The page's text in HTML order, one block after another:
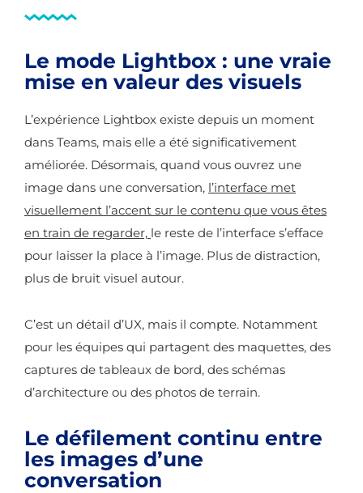
Le mode Lightbox : une vraie
mise en valeur des visuels
L’expérience Lightbox existe depuis un moment
dans Teams, mais elle a été significativement
améliorée. Désormais, quand vous ouvrez une
image dans une conversation, l’interface met
visuellement l’accent sur le contenu que vous êtes
en train de regarder, le reste de l’interface s’efface
pour laisser la place à l’image. Plus de distraction,
plus de bruit visuel autour.
C’est un détail d’UX, mais il compte. Notamment
pour les équipes qui partagent des maquettes, des
captures de tableaux de bord, des schémas
d’architecture ou des photos de terrain.
Le défilement continu entre
les images d’une
conversation